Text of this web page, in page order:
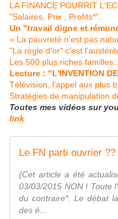
LA FINANCE POURRIT
"Salaires, Prix , Profits*"..
Un "travail digne et
« La pauvreté n'est pas
"La règle d'or" c'est
Les 500 plus riches
Lecture : "L'INVENTION
Télévision, l'appel aux plus
Stratégies de manipulation
Toutes mes vidéos sur
link
Le FN parti ouvrier
(Cet article a été
03/03/2015 NON ! Toute
du contraire*. Le débat
des é...